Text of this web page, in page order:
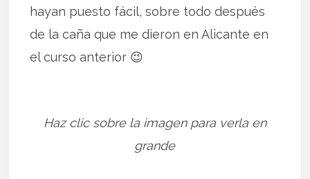
hayan puesto fácil, sobre todo después
de la caña que me dieron en Alicante en
el curso anterior 😉
Haz clic sobre la imagen para verla en
grande